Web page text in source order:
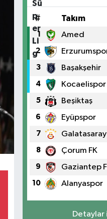
# Takım
1 Amed
2
3 Başakşehir
4 Kocaelispor
5 Beşiktaş
6 Eyüpspor
7 Galatasaray
8 Çorum FK
9 Gaziantep
10 Alanyaspor
Detaylar